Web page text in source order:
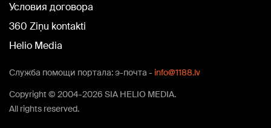
Условия договора
360 Ziņu kontakti
Helio Media
Служба помощи портала: э-почта - info@1188.lv
Copyright © 2004-2026 SIA HELIO MEDIA.
All rights reserved.